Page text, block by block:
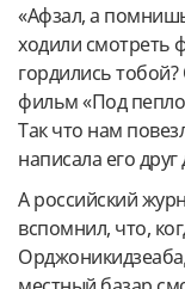
«Афзал, а
ходили смотреть
гордились
фильм «Под
Так что нам
написала его
А российский
вспомнил, что,